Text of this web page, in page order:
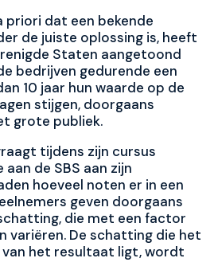
priori dat een bekende
de juiste oplossing is, heeft
Staten aangetoond
bedrijven gedurende een
10 jaar hun waarde op de
stijgen, doorgaans
grote publiek.
tijdens zijn cursus
de SBS aan zijn
hoeveel noten er in een
geven doorgaans
die met een factor
variëren. De schatting die het
het resultaat ligt, wordt